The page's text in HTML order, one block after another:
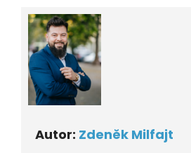
Autor: Zdeněk Milfajt